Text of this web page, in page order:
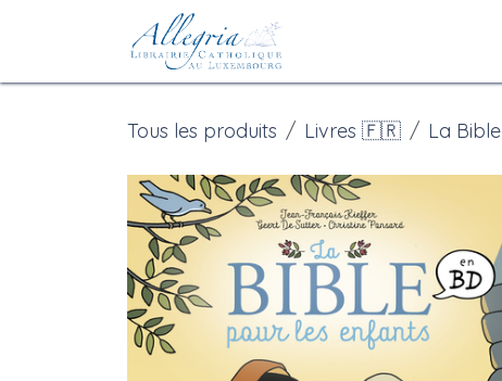
Se rendre au contenu
Tous les produits Livres 🇫🇷 La Bible